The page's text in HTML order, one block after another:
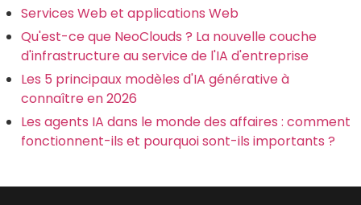
Services Web et applications Web
Qu'est-ce que NeoClouds ? La nouvelle couche
d'infrastructure au service de l'IA d'entreprise
Les 5 principaux modèles d'IA générative à
connaître en 2026
Les agents IA dans le monde des affaires : comment
fonctionnent-ils et pourquoi sont-ils importants ?